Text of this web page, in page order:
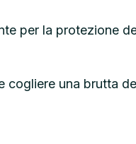
per la protezione
una brutta